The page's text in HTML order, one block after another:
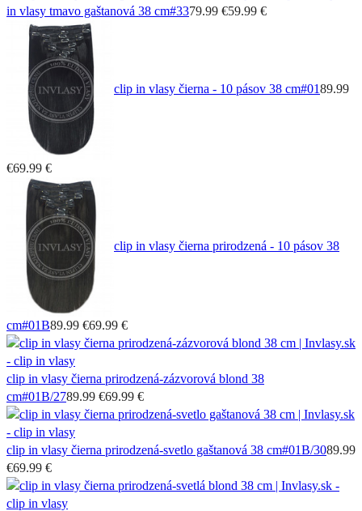
in vlasy tmavo gaštanová 38 cm#3379.99 €59.99 €
clip in vlasy čierna - 10 pásov 38 cm#0189.99
€69.99 €
clip in vlasy čierna prirodzená - 10 pásov 38
cm#01B89.99 €69.99 €
clip in vlasy čierna prirodzená-zázvorová blond 38
cm#01B/2789.99 €69.99 €
clip in vlasy čierna prirodzená-svetlo gaštanová 38 cm#01B/3089.99
€69.99 €